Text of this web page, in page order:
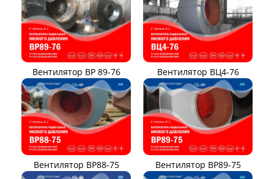
Вентилятор ВР 89-76 Вентилятор ВЦ4-76
Вентилятор ВР88-75 Вентилятор ВР89-75